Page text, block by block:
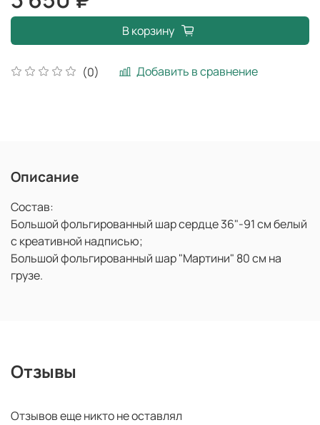
(0) Добавить в сравнение
В корзину
Описание
Состав:
Большой фольгированный шар сердце 36"-91 см белый
с креативной надписью;
Большой фольгированный шар "Мартини" 80 см на
грузе.
Отзывы
Отзывов еще никто не оставлял